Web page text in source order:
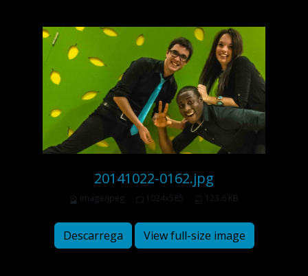
20141022-0162.jpg
image/jpeg 1024x585 123.6 KB
Descarrega View full-size image